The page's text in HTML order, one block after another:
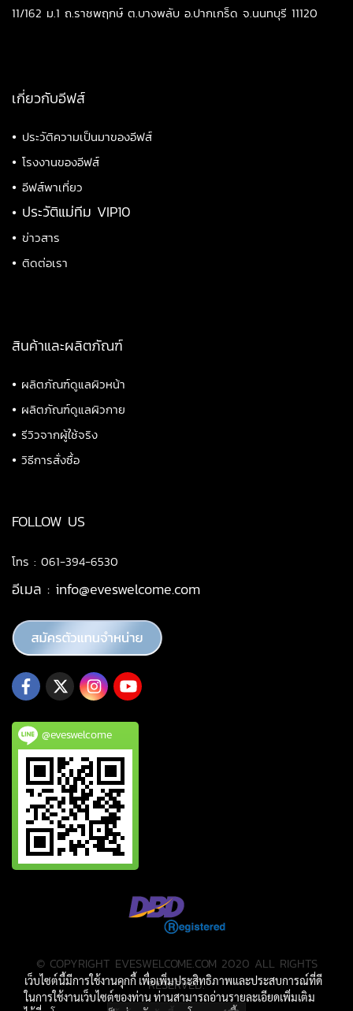
11/162 ม.1 ถ.ราชพฤกษ์ ต.บางพลับ อ.ปากเกร็ด จ.นนทบุรี 11120
เกี่ยวกับอีฟส์
• ประวัติความเป็นมาของอีฟส์
• โรงงานของอีฟส์
• อีฟส์พาเที่ยว
• ประวัติแม่ทีม VIP10
• ข่าวสาร
• ติดต่อเรา
สินค้าและผลิตภัณฑ์
• ผลิตภัณฑ์ดูแลผิวหน้า
• ผลิตภัณฑ์ดูแลผิวกาย
• รีวิวจากผู้ใช้จริง
• วิธีการสั่งซื้อ
FOLLOW US
โทร : 061-394-6530
อีเมล : info@eveswelcome.com
@eveswelcome
© COPYRIGHT EVESWELCOME.COM 2020 ALL RIGHTS
RESERVED.
เว็บไซต์นี้มีการใช้งานคุกกี้ เพื่อเพิ่มประสิทธิภาพและประสบการณ์ที่ดี
ในการใช้งานเว็บไซต์ของท่าน ท่านสามารถอ่านรายละเอียดเพิ่มเติม